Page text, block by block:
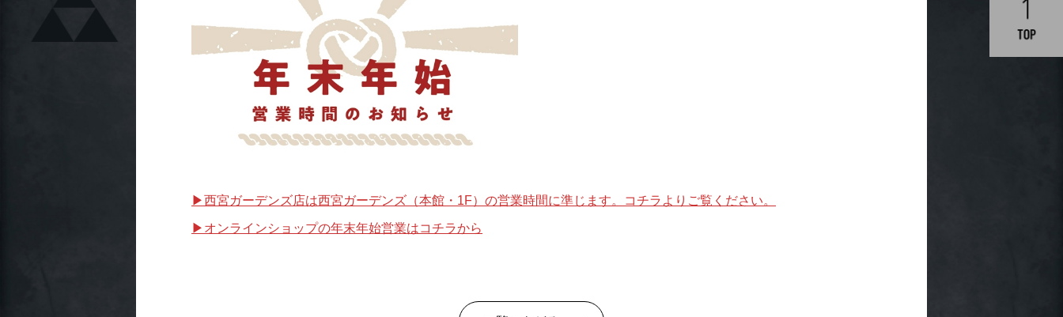
▶︎西宮ガーデンズ店は西宮ガーデンズ（本館・1F）の営業時間に準じます。コチラよりご覧ください。
▶︎オンラインショップの年末年始営業はコチラから